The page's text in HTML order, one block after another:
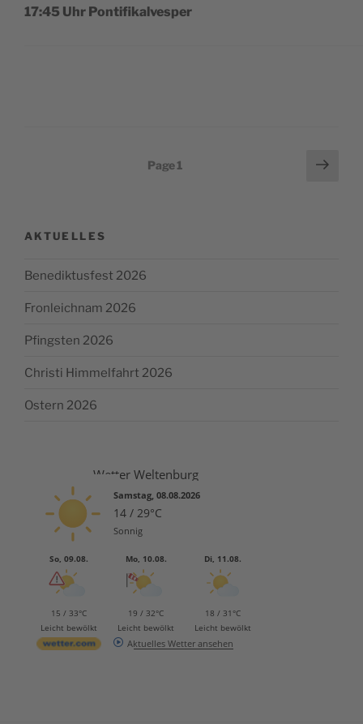
17:45 Uhr Pontifikalvesper
Page1
Next
AKTUELLES
Benediktusfest 2026
Fronleichnam 2026
Pfingsten 2026
Christi Himmelfahrt 2026
Ostern 2026
Wetter Weltenburg
Samstag, 08.08.2026
14 / 29°C
Sonnig
So, 09.08.
15 / 33°C
Leicht bewölkt
Mo, 10.08.
19 / 32°C
Leicht bewölkt
Di, 11.08.
18 / 31°C
Leicht bewölkt
Aktuelles Wetter ansehen